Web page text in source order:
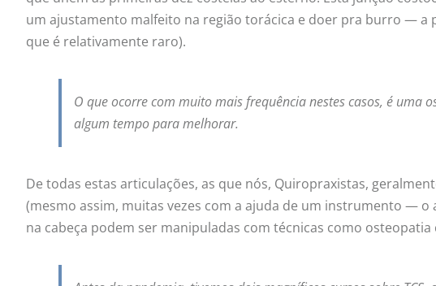
um ajustamento malfeito na região torácica e doer pra burro — a
que é relativamente raro).
O que ocorre com muito mais frequência nestes casos, é uma
algum tempo para melhorar.
De todas estas articulações, as que nós, Quiropraxistas,
(mesmo assim, muitas vezes com a ajuda de um instrumento —
na cabeça podem ser manipuladas com técnicas como